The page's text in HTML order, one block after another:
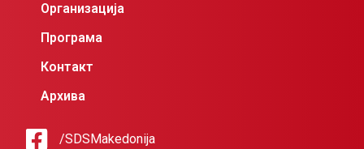
Организација
Програма
Контакт
Архива
/SDSMakedonija